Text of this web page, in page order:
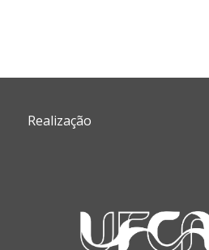
Realização